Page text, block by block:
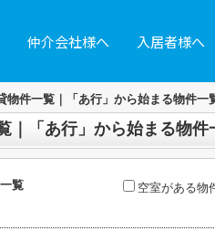
仲介会社様へ 入居者様へ
物件一覧｜「あ行」から始まる物件一
｜「あ行」から始まる物件
覧
空室がある物